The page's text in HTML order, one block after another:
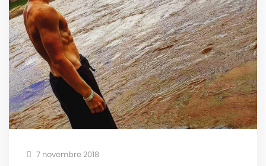
7 novembre 2018